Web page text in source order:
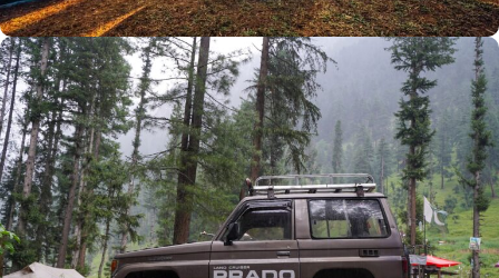
Büyük Yaz İndirimi
0
Günler
00
Hr
00
Min
00
SSK
Alışverişe Başla